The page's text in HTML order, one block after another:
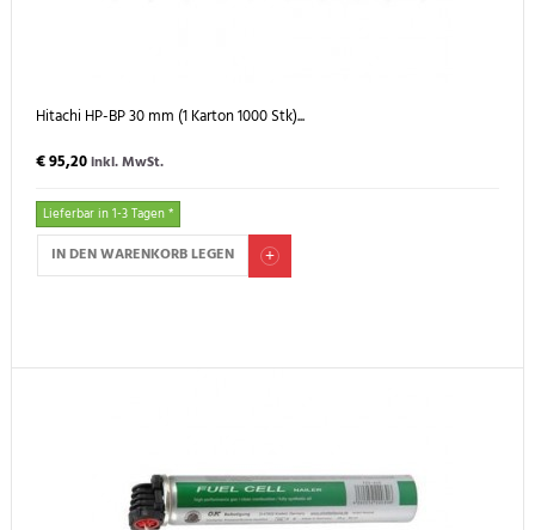
Hitachi HP-BP 30 mm (1 Karton 1000 Stk)...
€ 95,20inkl. MwSt.
Lieferbar in 1-3 Tagen *
IN DEN WARENKORB LEGEN